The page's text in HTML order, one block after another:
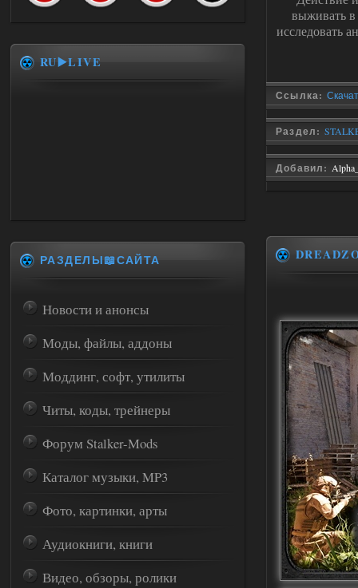
выживать в
исследовать
Ссылка:
Раздел:
Добавил:
RU▶️LIVE
РАЗДЕЛЫ📖САЙТА
Новости и анонсы
Моды, файлы, аддоны
Моддинг, софт, утилиты
Читы, коды, трейнеры
Форум Stalker-Mods
Каталог музыки, MP3
Фото, картинки, арты
Аудиокниги, книги
Видео, обзоры, ролики